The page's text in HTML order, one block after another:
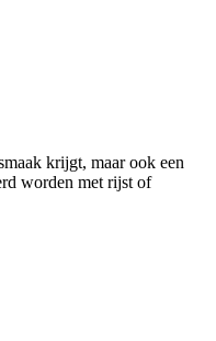
krijgt, maar ook een
worden met rijst of